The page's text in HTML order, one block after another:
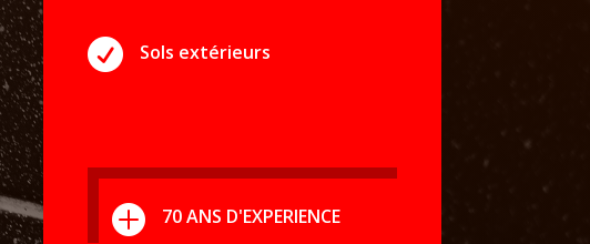
 Sols extérieurs
 70 ANS D'EXPERIENCE